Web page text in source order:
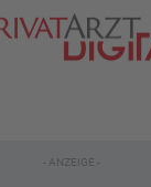
- ANZEIGE -